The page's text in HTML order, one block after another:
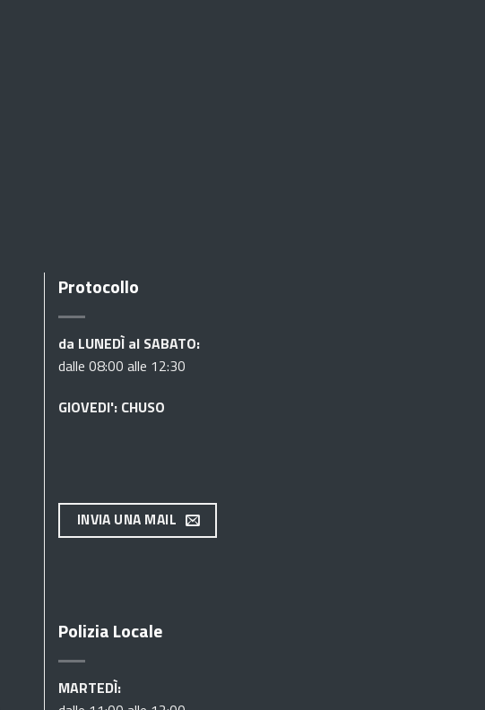
Protocollo
da LUNEDÌ al SABATO:
dalle 08:00 alle 12:30
GIOVEDI': CHUSO
INVIA UNA MAIL
Polizia Locale
MARTEDÌ: